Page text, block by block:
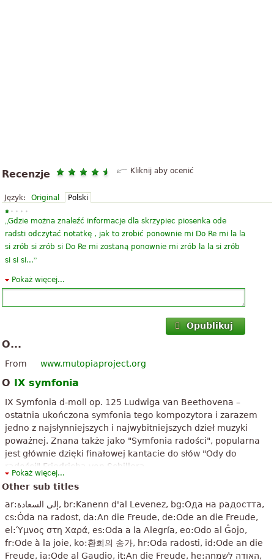
Recenzje Kliknij aby ocenić
Język: Original Polski
„Gdzie można znaleźć informacje dla skrzypiec piosenka ode
radsti odczytać notatkę , jak to zrobić ponownie mi Do Re mi la la
si zrób si zrób si Do Re mi zostaną ponownie mi zrób la la si zrób
si si si...”
„ IX Symfonii jest wspaniałe i zupełnie doskonały, jak również
„Perfect! Piosenki wykonywane podczas Beethoven był zupełnie
głuchy, dzieło, które Wierzę, że Bóg, jak powiedziałem komentarz
piosenkę. Beetho...”
„Wspaniały, wywołuje uczucia niewyobrażalne i
niewypowiedziane, radość, że może być zrozumiany jedynie przez
podniesienie duszy do nieba przedsionków, gdzie mieszka Ojca
Przedwiecznego”
„Świetna strona z klasycznym, które właśnie tutaj są
pogratulował deweloperów (lub projektanci stron internetowych),
którzy dokonali tej stronie tak trzymać”
„Co mogę myśleć? She's muzyki gdy Jestem smutny, dispirited,
chce słuchać muzyki, jest jednym z pierwszych docierające do
głowy”
Pokaż więcej...
Opublikuj
O...
From www.mutopiaproject.org
O IX symfonia
IX Symfonia d-moll op. 125 Ludwiga van Beethovena –
ostatnia ukończona symfonia tego kompozytora i zarazem
jedno z najsłynniejszych i najwybitniejszych dzieł muzyki
poważnej. Znana także jako "Symfonia radości", popularna
jest głównie dzięki finałowej kantacie do słów "Ody do
radości" Friedricha von Schillera.
Powyższy tekst jest udostępniany na licencji Creative Commons
Beethovena".
Pokaż więcej...
Other sub titles
ar:إلى السعادة, br:Kanenn d'al Levenez, bg:Ода на радостта,
cs:Óda na radost, da:An die Freude, de:Ode an die Freude,
el:Ύμνος στη Χαρά, es:Oda a la Alegría, eo:Odo al Ĝojo,
fr:Ode à la joie, ko:환희의 송가, hr:Oda radosti, id:Ode an die
Freude, ia:Ode al Gaudio, it:An die Freude, he:האודה לשמחה,